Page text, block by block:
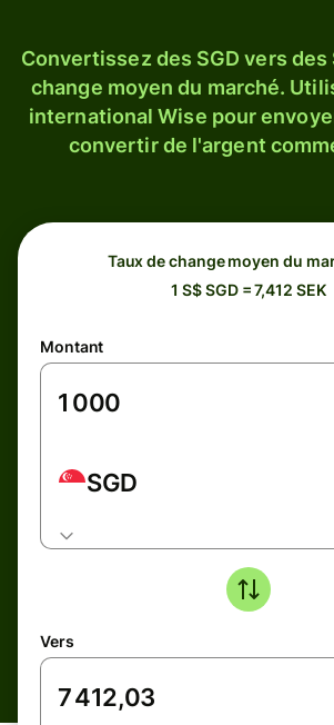
Convertissez des SGD vers des
change moyen du marché.
international Wise pour
convertir de l'argent
Taux de change moyen du
1 S$ SGD = 7,412 SEK
Montant
SGD
Vers